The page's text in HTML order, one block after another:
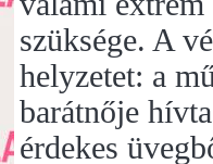
szüksége. A
helyzetet: a
barátnője
érdekes